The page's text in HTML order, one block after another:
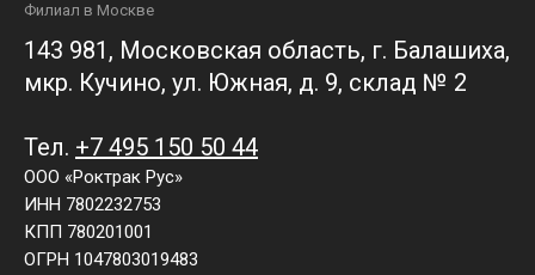
Филиал в Москве
143 981, Московская область, г. Балашиха,
мкр. Кучино, ул. Южная, д. 9, склад № 2
Тел. +7 495 150 50 44
ООО «Роктрак Рус»
ИНН 7802232753
КПП 780201001
ОГРН 1047803019483